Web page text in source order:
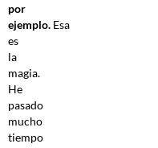
por
ejemplo. Esa
es
la
magia.
He
pasado
mucho
tiempo